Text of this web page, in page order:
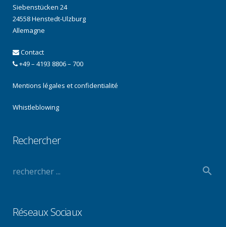
Siebenstücken 24
24558 Henstedt-Ulzburg
Allemagne
Contact
+49 – 4193 8806 – 700
Mentions légales et confidentialité
Whistleblowing
Rechercher
Réseaux Sociaux